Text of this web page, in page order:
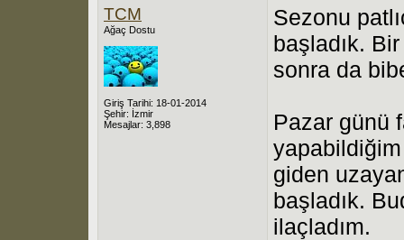
TCM
Ağaç Dostu
Giriş Tarihi: 18-01-2014
Şehir: İzmir
Mesajlar: 3,898
Sezonu
başladık.
sonra da
Pazar günü
giden
başladık.
ilaçladım.